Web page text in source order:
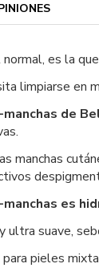
es la
limpiarse en
de
manchas
es
ultra suave,
pieles